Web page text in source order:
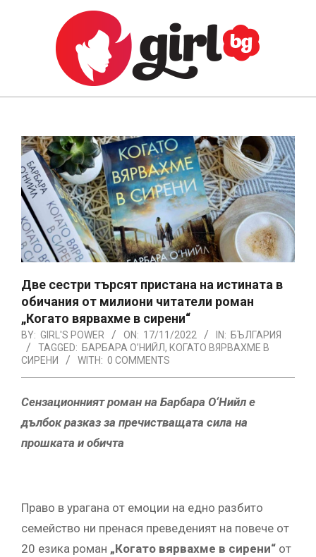
GIRL.BG
Navigation
Menu
Две сестри търсят пристана на истината в
обичания от милиони читатели роман
„Когато вярвахме в сирени“
BY: GIRL'S POWER ON: 17/11/2022 IN: БЪЛГАРИЯ
TAGGED: БАРБАРА О’НИЙЛ, КОГАТО ВЯРВАХМЕ В
СИРЕНИ
WITH: 0 COMMENTS
Сензационният роман на Барбара О‘Нийл е
дълбок разказ за пречистващата сила на
прошката и обичта
Право в урагана от емоции на едно разбито
семейство ни пренася преведеният на повече от
20 езика роман „Когато вярвахме в сирени“ от